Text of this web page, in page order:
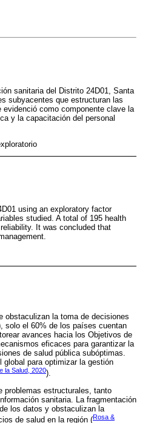
sanitaria del Distrito 24D01, Santa
subyacentes que estructuran las
como componente clave la
y la capacitación del personal
using an exploratory factor
studied. A total of 195 health
It was concluded that
obstaculizan la toma de decisiones
solo el 60% de los países cuentan
avances hacia los Objetivos de
eficaces para garantizar la
de salud pública subóptimas.
para optimizar la gestión
la Salud, 2020).
problemas estructurales, tanto
sanitaria. La fragmentación
los datos y obstaculizan la
de salud en la región (Rosa &